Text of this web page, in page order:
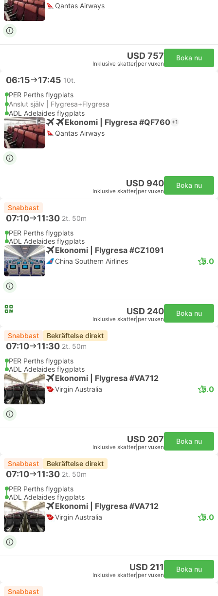
Qantas Airways
USD 757
Inklusive skatter per vuxen
Boka nu
06:15 17:45 10t.
PER Perths flygplats
Anslut själv | Flygresa+Flygresa
ADL Adelaides flygplats
Ekonomi | Flygresa #QF760 +1
Qantas Airways
USD 940
Inklusive skatter per vuxen
Boka nu
Snabbast
07:10 11:30 2t. 50m
PER Perths flygplats
ADL Adelaides flygplats
Ekonomi | Flygresa #CZ1091
China Southern Airlines 5.0
USD 240
Inklusive skatter per vuxen
Boka nu
Snabbast Bekräftelse direkt
07:10 11:30 2t. 50m
PER Perths flygplats
ADL Adelaides flygplats
Ekonomi | Flygresa #VA712
Virgin Australia 5.0
USD 207
Inklusive skatter per vuxen
Boka nu
Snabbast Bekräftelse direkt
07:10 11:30 2t. 50m
PER Perths flygplats
ADL Adelaides flygplats
Ekonomi | Flygresa #VA712
Virgin Australia 5.0
USD 211
Inklusive skatter per vuxen
Boka nu
Snabbast